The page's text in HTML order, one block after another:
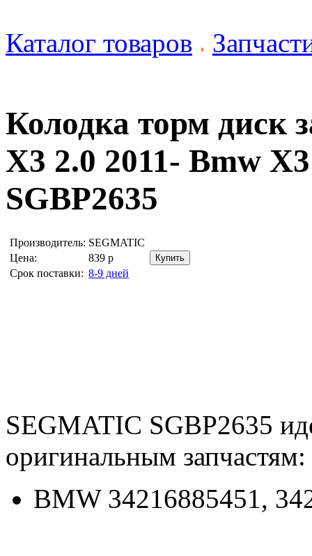
Каталог товаров
Колодка торм диск
X3 2.0 2011- Bmw
SGBP2635
Производитель: SEGMATIC
Цена:
839 р
Срок поставки: 8-9 дней
SEGMATIC SGBP2635
оригинальным запчастям:
BMW 34216885451,